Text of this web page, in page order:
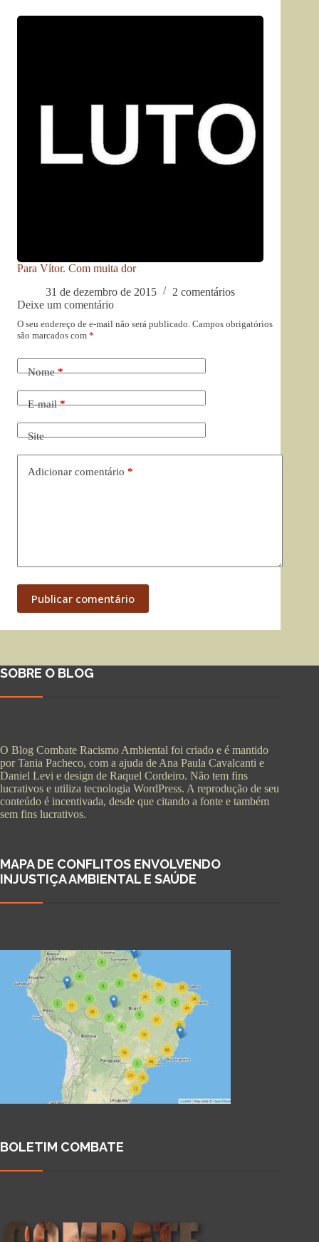
Para Vítor. Com muita dor
31 de dezembro de 2015
2 comentários
Deixe um comentário
O seu endereço de e-mail não será publicado. Campos obrigatórios
são marcados com *
Nome*
E-mail*
Site
Adicionar comentário *
Publicar comentário
SOBRE O BLOG
O Blog Combate Racismo Ambiental foi criado e é mantido
por Tania Pacheco, com a ajuda de Ana Paula Cavalcanti e
Daniel Levi e design de Raquel Cordeiro. Não tem fins
lucrativos e utiliza tecnologia WordPress. A reprodução de seu
conteúdo é incentivada, desde que citando a fonte e também
sem fins lucrativos.
MAPA DE CONFLITOS ENVOLVENDO
INJUSTIÇA AMBIENTAL E SAÚDE
BOLETIM COMBATE